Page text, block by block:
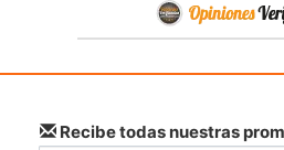
Juguetilandia
Recibe todas nuestras